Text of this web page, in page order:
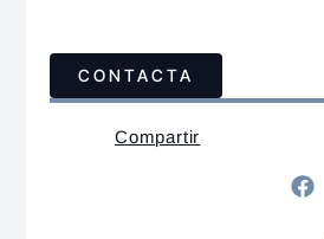
CONTACTA
Compartir